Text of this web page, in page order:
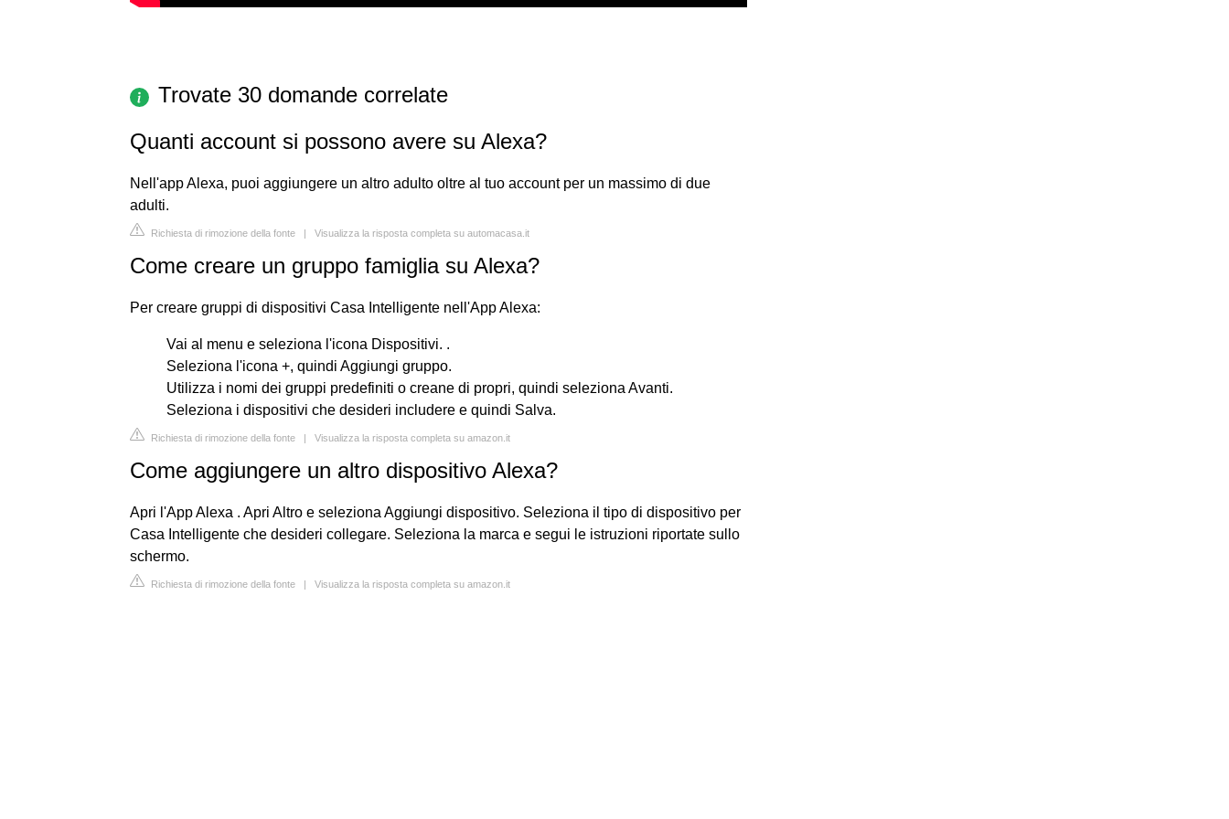
Trovate 30 domande correlate
Quanti account si possono avere su Alexa?
Nell'app Alexa, puoi aggiungere un altro adulto oltre al tuo account per un massimo di due
adulti.
Richiesta di rimozione della fonte | Visualizza la risposta completa su automacasa.it
Come creare un gruppo famiglia su Alexa?
Per creare gruppi di dispositivi Casa Intelligente nell'App Alexa:
Vai al menu e seleziona l'icona Dispositivi. .
Seleziona l'icona +, quindi Aggiungi gruppo.
Utilizza i nomi dei gruppi predefiniti o creane di propri, quindi seleziona Avanti.
Seleziona i dispositivi che desideri includere e quindi Salva.
Richiesta di rimozione della fonte | Visualizza la risposta completa su amazon.it
Come aggiungere un altro dispositivo Alexa?
Apri l'App Alexa . Apri Altro e seleziona Aggiungi dispositivo. Seleziona il tipo di dispositivo per
Casa Intelligente che desideri collegare. Seleziona la marca e segui le istruzioni riportate sullo
schermo.
Richiesta di rimozione della fonte | Visualizza la risposta completa su amazon.it